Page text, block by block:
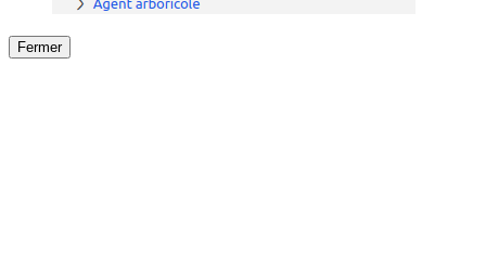
Fermer